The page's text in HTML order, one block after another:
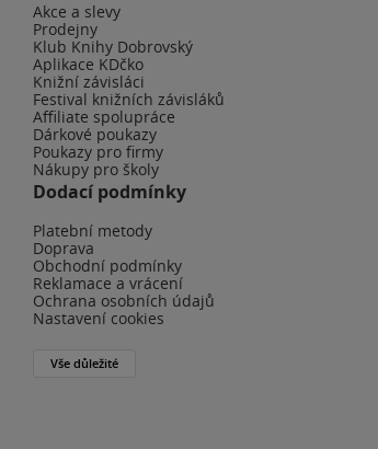
Akce a slevy
Prodejny
Klub Knihy Dobrovský
Aplikace KDčko
Knižní závisláci
Festival knižních závisláků
Affiliate spolupráce
Dárkové poukazy
Poukazy pro firmy
Nákupy pro školy
Dodací podmínky
Platební metody
Doprava
Obchodní podmínky
Reklamace a vrácení
Ochrana osobních údajů
Nastavení cookies
Vše důležité